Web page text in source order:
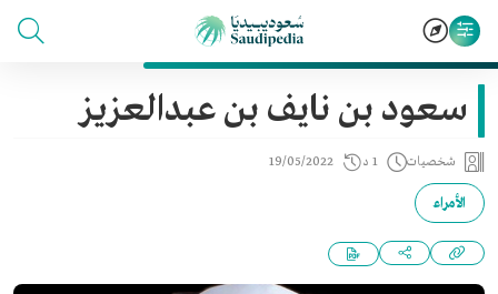
سعود بن نايف بن عبدالعزيز
شخصيات 1 د 19/05/2022
الأمراء